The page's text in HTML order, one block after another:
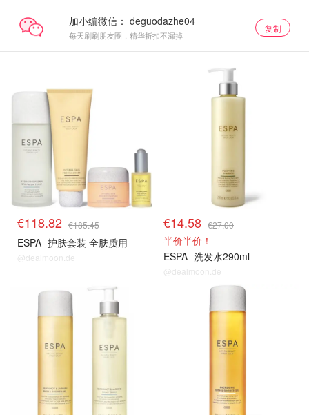
加小编微信：
每天刷刷朋友圈，精华折扣不漏掉
复制
€118.82 €185.45
ESPA 护肤套装 全肤质用
@dealmoon.de
€14.58 €27.00
半价半价！
ESPA 洗发水290ml
@dealmoon.de